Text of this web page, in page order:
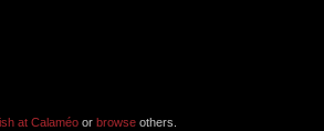
at Calaméo or browse others.